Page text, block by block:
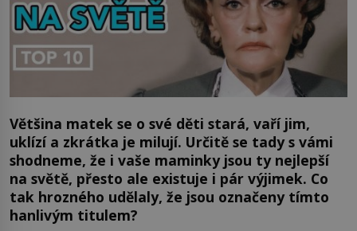
Většina matek se o své děti stará, vaří jim,
uklízí a zkrátka je milují. Určitě se tady s vámi
shodneme, že i vaše maminky jsou ty nejlepší
na světě, přesto ale existuje i pár výjimek. Co
tak hrozného udělaly, že jsou označeny tímto
hanlivým titulem?